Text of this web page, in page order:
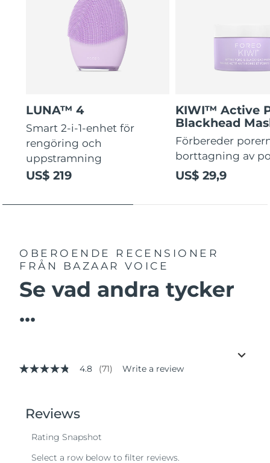
LUNA™ 4
Smart 2-i-1-enhet för
rengöring och
uppstramning
US$ 219
KIWI™ Active
Blackhead
Förbereder
borttagning av
US$ 29,9
OBEROENDE RECENSIONER
FRÅN BAZAAR VOICE
Se vad andra tycker
...
4.8
stars,
average
value.
4.8 (71) Write a review